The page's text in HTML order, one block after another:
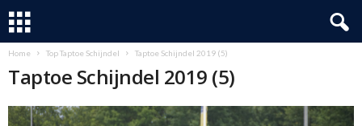
Home Top Taptoe Schijndel Taptoe Schijndel 2019 (5)
Taptoe Schijndel 2019 (5)